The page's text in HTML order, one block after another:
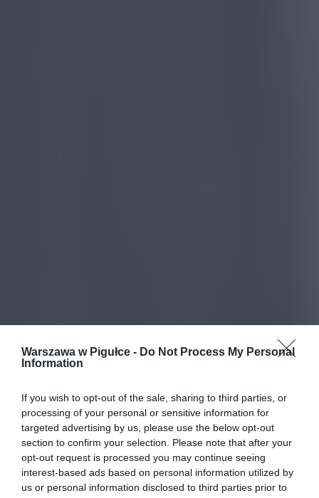
Warszawa w Pigułce - Do Not Process My Personal
Information
If you wish to opt-out of the sale, sharing to third parties, or
processing of your personal or sensitive information for
targeted advertising by us, please use the below opt-out
section to confirm your selection. Please note that after your
opt-out request is processed you may continue seeing
interest-based ads based on personal information utilized by
us or personal information disclosed to third parties prior to